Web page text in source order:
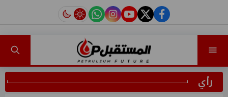
facebook
twitter
youtube
instagram
tiktok
رأي